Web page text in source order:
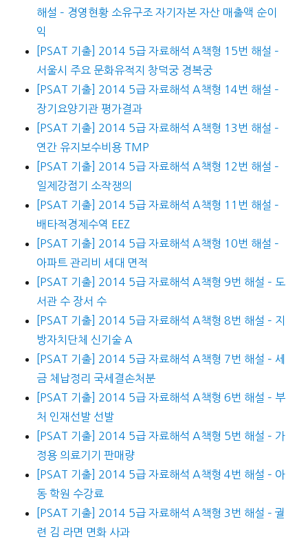
해설 – 경영현황 소유구조 자기자본 자산 매출액 순이
익
[PSAT 기출] 2014 5급 자료해석 A책형 15번 해설 –
서울시 주요 문화유적지 창덕궁 경복궁
[PSAT 기출] 2014 5급 자료해석 A책형 14번 해설 –
장기요양기관 평가결과
[PSAT 기출] 2014 5급 자료해석 A책형 13번 해설 –
연간 유지보수비용 TMP
[PSAT 기출] 2014 5급 자료해석 A책형 12번 해설 –
일제강점기 소작쟁의
[PSAT 기출] 2014 5급 자료해석 A책형 11번 해설 –
배타적경제수역 EEZ
[PSAT 기출] 2014 5급 자료해석 A책형 10번 해설 –
아파트 관리비 세대 면적
[PSAT 기출] 2014 5급 자료해석 A책형 9번 해설 – 도
서관 수 장서 수
[PSAT 기출] 2014 5급 자료해석 A책형 8번 해설 – 지
방자치단체 신기술 A
[PSAT 기출] 2014 5급 자료해석 A책형 7번 해설 – 세
금 체납정리 국세결손처분
[PSAT 기출] 2014 5급 자료해석 A책형 6번 해설 – 부
처 인재선발 선발
[PSAT 기출] 2014 5급 자료해석 A책형 5번 해설 – 가
정용 의료기기 판매량
[PSAT 기출] 2014 5급 자료해석 A책형 4번 해설 – 아
동 학원 수강료
[PSAT 기출] 2014 5급 자료해석 A책형 3번 해설 – 궐
련 김 라면 면화 사과